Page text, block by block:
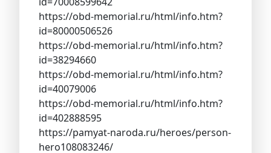
https://obd-memorial.ru/html/info.htm?
id=80000506526
https://obd-memorial.ru/html/info.htm?
id=38294660
https://obd-memorial.ru/html/info.htm?
id=40079006
https://obd-memorial.ru/html/info.htm?
id=402888595
https://pamyat-naroda.ru/heroes/person-
hero108083246/